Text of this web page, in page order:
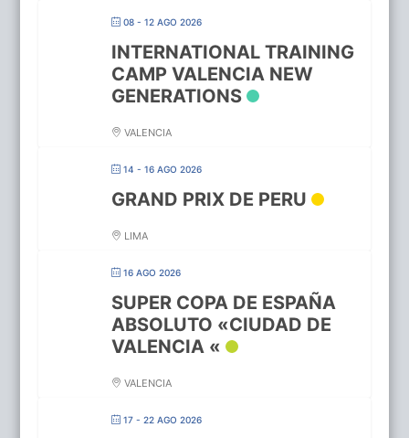
08 - 12 AGO 2026
INTERNATIONAL TRAINING
CAMP VALENCIA NEW
GENERATIONS
VALENCIA
14 - 16 AGO 2026
GRAND PRIX DE PERU
LIMA
16 AGO 2026
SUPER COPA DE ESPAÑA
ABSOLUTO «CIUDAD DE
VALENCIA «
VALENCIA
17 - 22 AGO 2026